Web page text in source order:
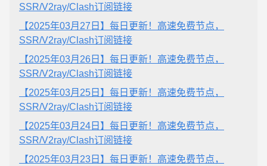
SSR/V2ray/Clash订阅链接
【2025年03月27日】每日更新！高速免费节点，
SSR/V2ray/Clash订阅链接
【2025年03月26日】每日更新！高速免费节点，
SSR/V2ray/Clash订阅链接
【2025年03月25日】每日更新！高速免费节点，
SSR/V2ray/Clash订阅链接
【2025年03月24日】每日更新！高速免费节点，
SSR/V2ray/Clash订阅链接
【2025年03月23日】每日更新！高速免费节点，